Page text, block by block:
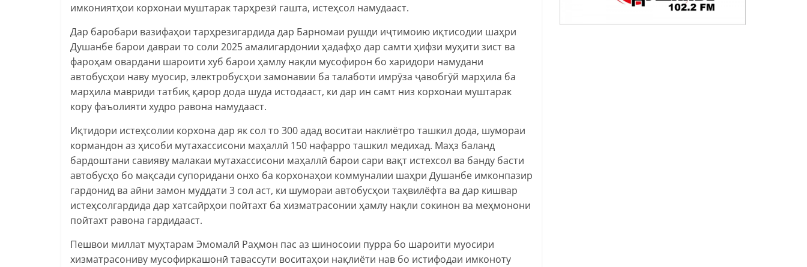
имкониятҳои корхонаи муштарак тарҳрезӣ гашта, истеҳсол намудааст.
Дар баробари вазифаҳои тарҳрезигардида дар Барномаи рушди иҷтимоию иқтисодии шаҳри
Душанбе барои давраи то соли 2025 амалигардонии ҳадафҳо дар самти ҳифзи муҳити зист ва
фароҳам овардани шароити хуб барои ҳамлу нақли мусофирон бо харидори намудани
автобусҳои наву муосир, электробусҳои замонавии ба талаботи имрӯза ҷавобгӯй марҳила ба
марҳила мавриди татбиқ қарор дода шуда истодааст, ки дар ин самт низ корхонаи муштарак
кору фаъолияти худро равона намудааст.
Иқтидори истеҳсолии корхона дар як сол то 300 адад воситаи наклиётро ташкил дода, шумораи
кормандон аз ҳисоби мутахассисони маҳаллӣ 150 нафарро ташкил медихад. Маҳз баланд
бардоштани савияву малакаи мутахассисони маҳаллӣ барои сари вақт истехсол ва банду басти
автобусҳо бо мақсади супоридани онхо ба корхонаҳои коммуналии шаҳри Душанбе имконпазир
гардонид ва айни замон муддати 3 сол аст, ки шумораи автобусҳои таҳвилёфта ва дар кишвар
истеҳсолгардида дар хатсайрҳои пойтахт ба хизматрасонии ҳамлу нақли сокинон ва меҳмонони
пойтахт равона гардидааст.
Пешвои миллат муҳтарам Эмомалӣ Раҳмон пас аз шиносоии пурра бо шароити муосири
хизматрасониву мусофиркашонӣ тавассути воситаҳои нақлиёти нав бо истифодаи имконоту